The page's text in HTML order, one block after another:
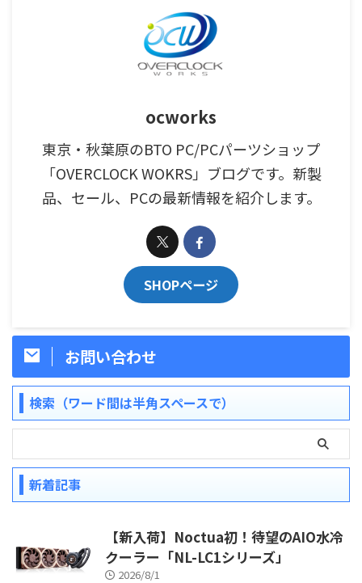
ocworks
東京・秋葉原のBTO PC/PCパーツショップ
「OVERCLOCK WOKRS」ブログです。新製
品、セール、PCの最新情報を紹介します。
SHOPページ
お問い合わせ
検索（ワード間は半角スペースで）
新着記事
【新入荷】Noctua初！待望のAIO水冷
クーラー「NL-LC1シリーズ」
2026/8/1